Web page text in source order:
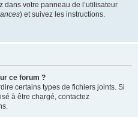
dans votre panneau de l’utilisateur
) et suivez les instructions.
ce forum ?
certains types de fichiers joints. Si
à être chargé, contactez